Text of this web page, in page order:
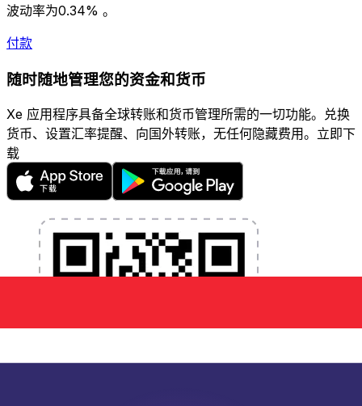
波动率为0.34% 。
付款
随时随地管理您的资金和货币
Xe 应用程序具备全球转账和货币管理所需的一切功能。兑换
货币、设置汇率提醒、向国外转账，无任何隐藏费用。立即下
载